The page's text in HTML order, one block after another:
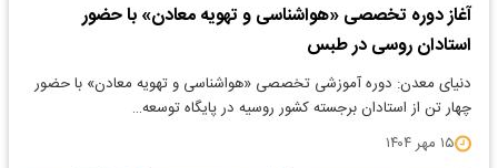
آغاز دوره تخصصی «هواشناسی و تهویه معادن» با حضور
استادان روسی در طبس
دنیای معدن: دوره آموزشی تخصصی «هواشناسی و تهویه معادن» با حضور
چهار تن از استادان برجسته کشور روسیه در پایگاه توسعه…
۱۵ مهر ۱۴۰۴